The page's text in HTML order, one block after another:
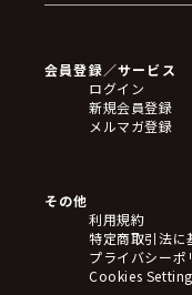
フィギュア
アクリルスタ
バッジ
キーホルダー
ステッカー・
タペストリー
アームサポー
ブレードホル
会員登録／サービス
ログイン
新規会員登録
メルマガ登録
その他
利用規約
特定商取引法に
プライバシーポ
Cookies